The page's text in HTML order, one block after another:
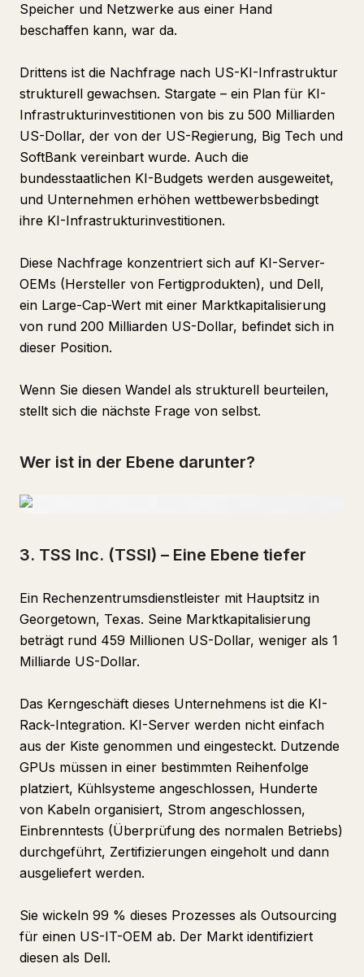
Speicher und Netzwerke aus einer Hand
beschaffen kann, war da.
Drittens ist die Nachfrage nach US-KI-Infrastruktur
strukturell gewachsen. Stargate – ein Plan für KI-
Infrastrukturinvestitionen von bis zu 500 Milliarden
US-Dollar, der von der US-Regierung, Big Tech und
SoftBank vereinbart wurde. Auch die
bundesstaatlichen KI-Budgets werden ausgeweitet,
und Unternehmen erhöhen wettbewerbsbedingt
ihre KI-Infrastrukturinvestitionen.
Diese Nachfrage konzentriert sich auf KI-Server-
OEMs (Hersteller von Fertigprodukten), und Dell,
ein Large-Cap-Wert mit einer Marktkapitalisierung
von rund 200 Milliarden US-Dollar, befindet sich in
dieser Position.
Wenn Sie diesen Wandel als strukturell beurteilen,
stellt sich die nächste Frage von selbst.
Wer ist in der Ebene darunter?
3. TSS Inc. (TSSI) – Eine Ebene tiefer
Ein Rechenzentrumsdienstleister mit Hauptsitz in
Georgetown, Texas. Seine Marktkapitalisierung
beträgt rund 459 Millionen US-Dollar, weniger als 1
Milliarde US-Dollar.
Das Kerngeschäft dieses Unternehmens ist die KI-
Rack-Integration. KI-Server werden nicht einfach
aus der Kiste genommen und eingesteckt. Dutzende
GPUs müssen in einer bestimmten Reihenfolge
platziert, Kühlsysteme angeschlossen, Hunderte
von Kabeln organisiert, Strom angeschlossen,
Einbrenntests (Überprüfung des normalen Betriebs)
durchgeführt, Zertifizierungen eingeholt und dann
ausgeliefert werden.
Sie wickeln 99 % dieses Prozesses als Outsourcing
für einen US-IT-OEM ab. Der Markt identifiziert
diesen als Dell.